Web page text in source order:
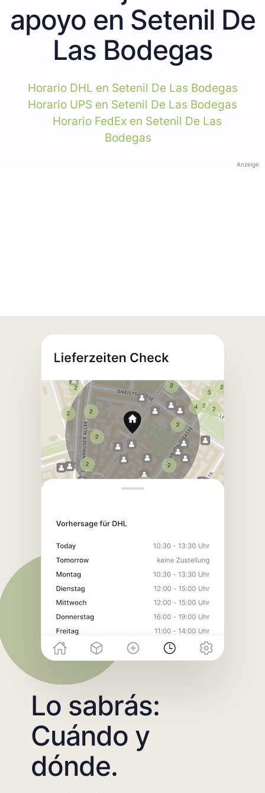
apoyo en Setenil De
Las Bodegas
Horario DHL en Setenil De Las Bodegas
Horario UPS en Setenil De Las Bodegas
Horario FedEx en Setenil De Las
Bodegas
Anzeige
Lo sabrás:
Cuándo y
dónde.